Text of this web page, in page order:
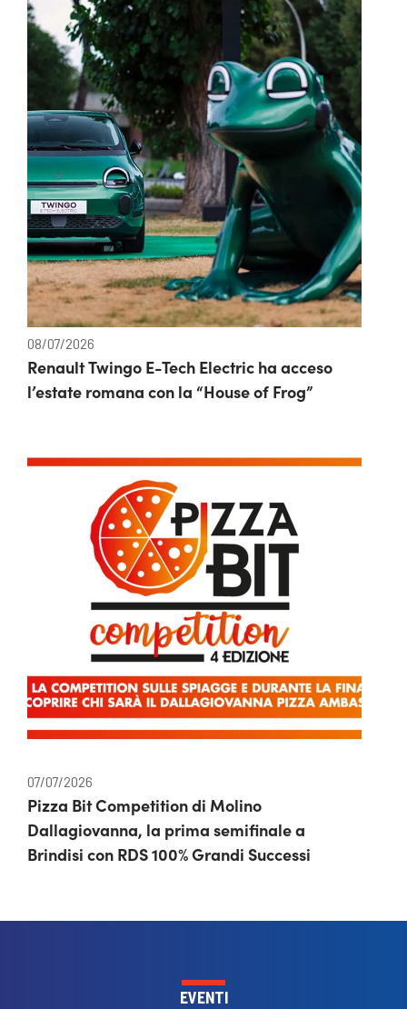
08/07/2026
Renault Twingo E-Tech Electric ha acceso
l’estate romana con la “House of Frog”
07/07/2026
Pizza Bit Competition di Molino
Dallagiovanna, la prima semifinale a
Brindisi con RDS 100% Grandi Successi
EVENTI